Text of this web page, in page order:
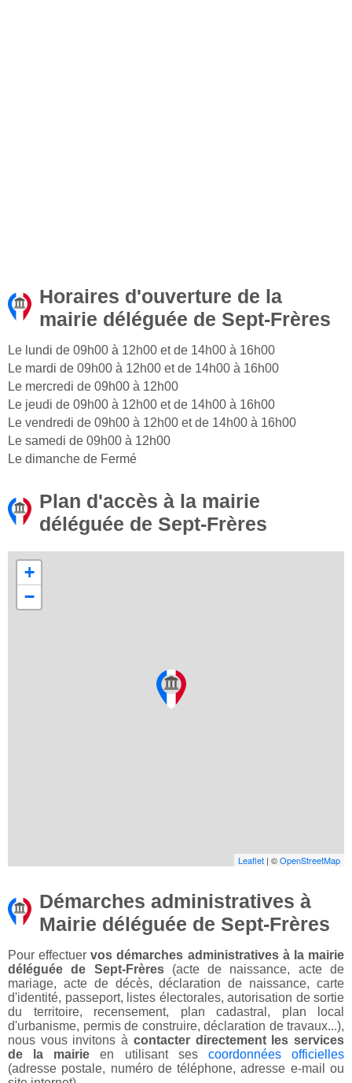
Horaires d'ouverture de la
mairie déléguée de Sept-Frères
Le lundi de 09h00 à 12h00 et de 14h00 à 16h00
Le mardi de 09h00 à 12h00 et de 14h00 à 16h00
Le mercredi de 09h00 à 12h00
Le jeudi de 09h00 à 12h00 et de 14h00 à 16h00
Le vendredi de 09h00 à 12h00 et de 14h00 à 16h00
Le samedi de 09h00 à 12h00
Le dimanche de Fermé
Plan d'accès à la mairie
déléguée de Sept-Frères
+
−
Leaflet | ©OpenStreetMap
Démarches administratives à
Mairie déléguée de Sept-Frères
Pour effectuervos démarches administratives à la mairie
déléguée de Sept-Frères(acte de naissance, acte de
mariage, acte de décès, déclaration de naissance, carte
d'identité, passeport, listes électorales, autorisation de sortie
du territoire, recensement, plan cadastral, plan local
d'urbanisme, permis de construire, déclaration de travaux...),
nous vous invitons à contacter directement les services
de la mairie en utilisant ses coordonnées officielles
(adresse postale, numéro de téléphone, adresse e-mail ou